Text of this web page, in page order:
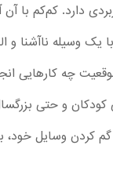
دارد. کم‌کم با
یک وسیله ناآشنا
چه کارهایی
و حتی
وسایل خود،